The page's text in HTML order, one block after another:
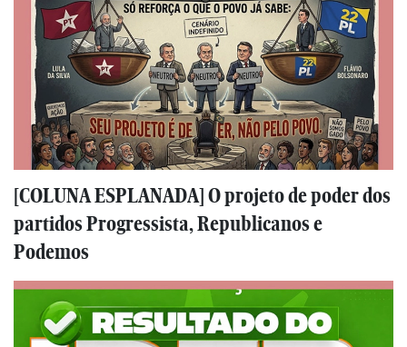
[COLUNA ESPLANADA] O projeto de poder dos
partidos Progressista, Republicanos e
Podemos